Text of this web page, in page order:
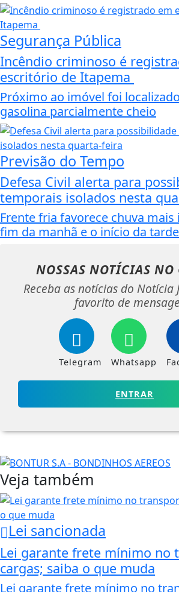
Segurança Pública
Incêndio criminoso é
escritório de Itapema
Próximo ao imóvel foi
gasolina parcialmente cheio
Previsão do Tempo
Defesa Civil alerta para
temporais isolados nesta
Frente fria favorece chuva
fim da manhã e o início da tarde
NOSSAS NOTÍCIAS NO
Receba as notícias do Notícia
favorito de
Telegram Whatsapp
ENTRAR
Veja também
Lei sancionada
Lei garante frete mínimo no
cargas; saiba o que muda
Lei garante frete mínimo no